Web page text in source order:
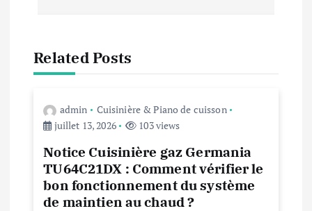
o
Related Posts
admin
Cuisinière & Piano de cuisson
juillet 13, 2026
103 views
Notice Cuisinière gaz Germania
TU64C21DX : Comment vérifier le
bon fonctionnement du système
de maintien au chaud ?